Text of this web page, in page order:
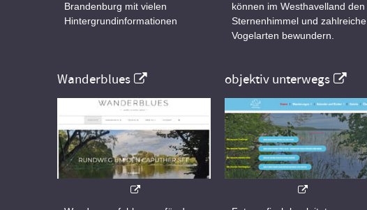
Brandenburg mit vielen
Hintergrundinformationen
können im Westhavelland den
Sternenhimmel und zahlreiche
Vogelarten bewundern.
Wanderblues objektiv unterwegs